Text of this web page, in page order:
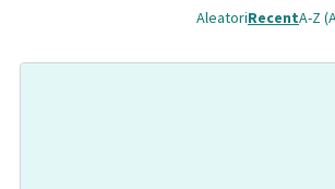
AleatoriRecentA-Z